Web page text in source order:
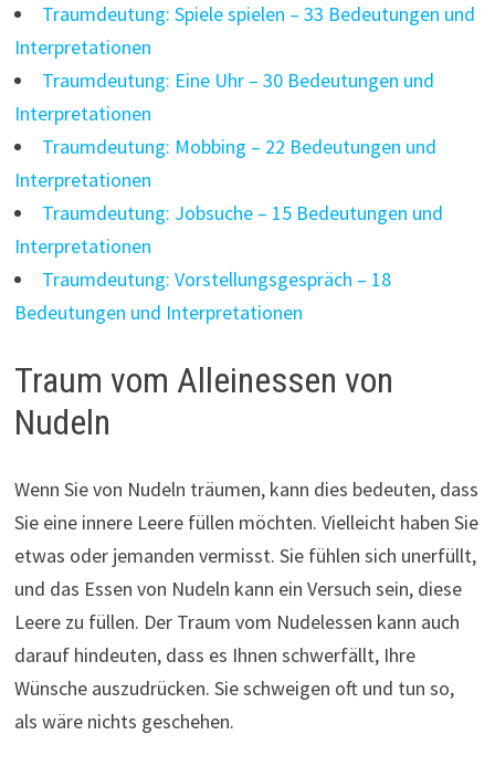
Traumdeutung: Spiele spielen – 33 Bedeutungen und
Interpretationen
Traumdeutung: Eine Uhr – 30 Bedeutungen und
Interpretationen
Traumdeutung: Mobbing – 22 Bedeutungen und
Interpretationen
Traumdeutung: Jobsuche – 15 Bedeutungen und
Interpretationen
Traumdeutung: Vorstellungsgespräch – 18
Bedeutungen und Interpretationen
Traum vom Alleinessen von
Nudeln
Wenn Sie von Nudeln träumen, kann dies bedeuten, dass
Sie eine innere Leere füllen möchten. Vielleicht haben Sie
etwas oder jemanden vermisst. Sie fühlen sich unerfüllt,
und das Essen von Nudeln kann ein Versuch sein, diese
Leere zu füllen. Der Traum vom Nudelessen kann auch
darauf hindeuten, dass es Ihnen schwerfällt, Ihre
Wünsche auszudrücken. Sie schweigen oft und tun so,
als wäre nichts geschehen.